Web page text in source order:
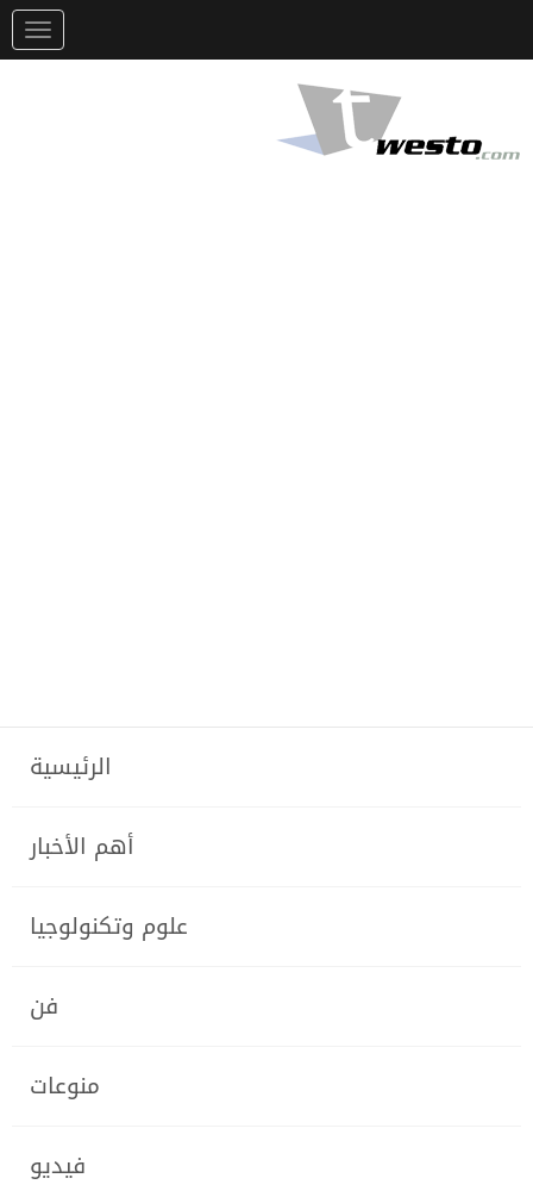
تغيير
التوجيه
الرئيسية
أهم الأخبار
علوم وتكنولوجيا
فن
منوعات
فيديو